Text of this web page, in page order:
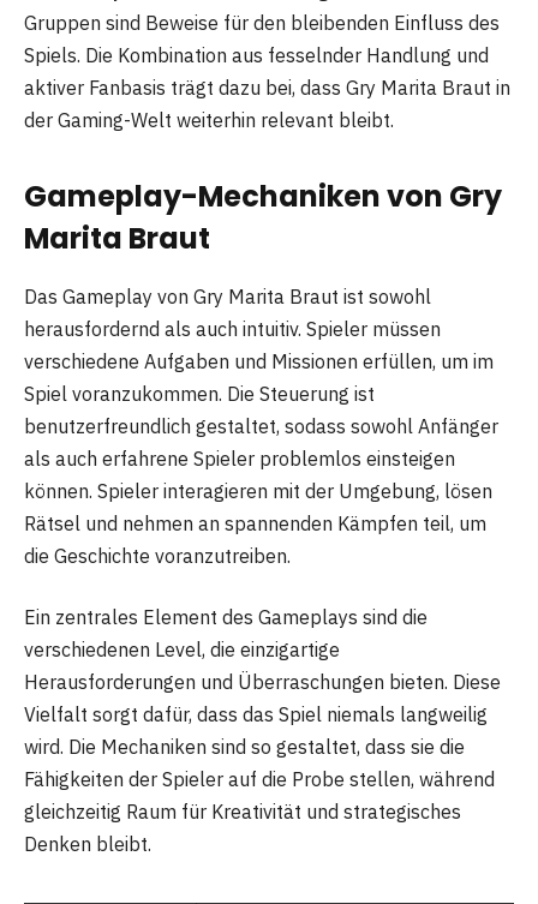
Gruppen sind Beweise für den bleibenden Einfluss des
Spiels. Die Kombination aus fesselnder Handlung und
aktiver Fanbasis trägt dazu bei, dass Gry Marita Braut in
der Gaming-Welt weiterhin relevant bleibt.
Gameplay-Mechaniken von Gry
Marita Braut
Das Gameplay von Gry Marita Braut ist sowohl
herausfordernd als auch intuitiv. Spieler müssen
verschiedene Aufgaben und Missionen erfüllen, um im
Spiel voranzukommen. Die Steuerung ist
benutzerfreundlich gestaltet, sodass sowohl Anfänger
als auch erfahrene Spieler problemlos einsteigen
können. Spieler interagieren mit der Umgebung, lösen
Rätsel und nehmen an spannenden Kämpfen teil, um
die Geschichte voranzutreiben.
Ein zentrales Element des Gameplays sind die
verschiedenen Level, die einzigartige
Herausforderungen und Überraschungen bieten. Diese
Vielfalt sorgt dafür, dass das Spiel niemals langweilig
wird. Die Mechaniken sind so gestaltet, dass sie die
Fähigkeiten der Spieler auf die Probe stellen, während
gleichzeitig Raum für Kreativität und strategisches
Denken bleibt.